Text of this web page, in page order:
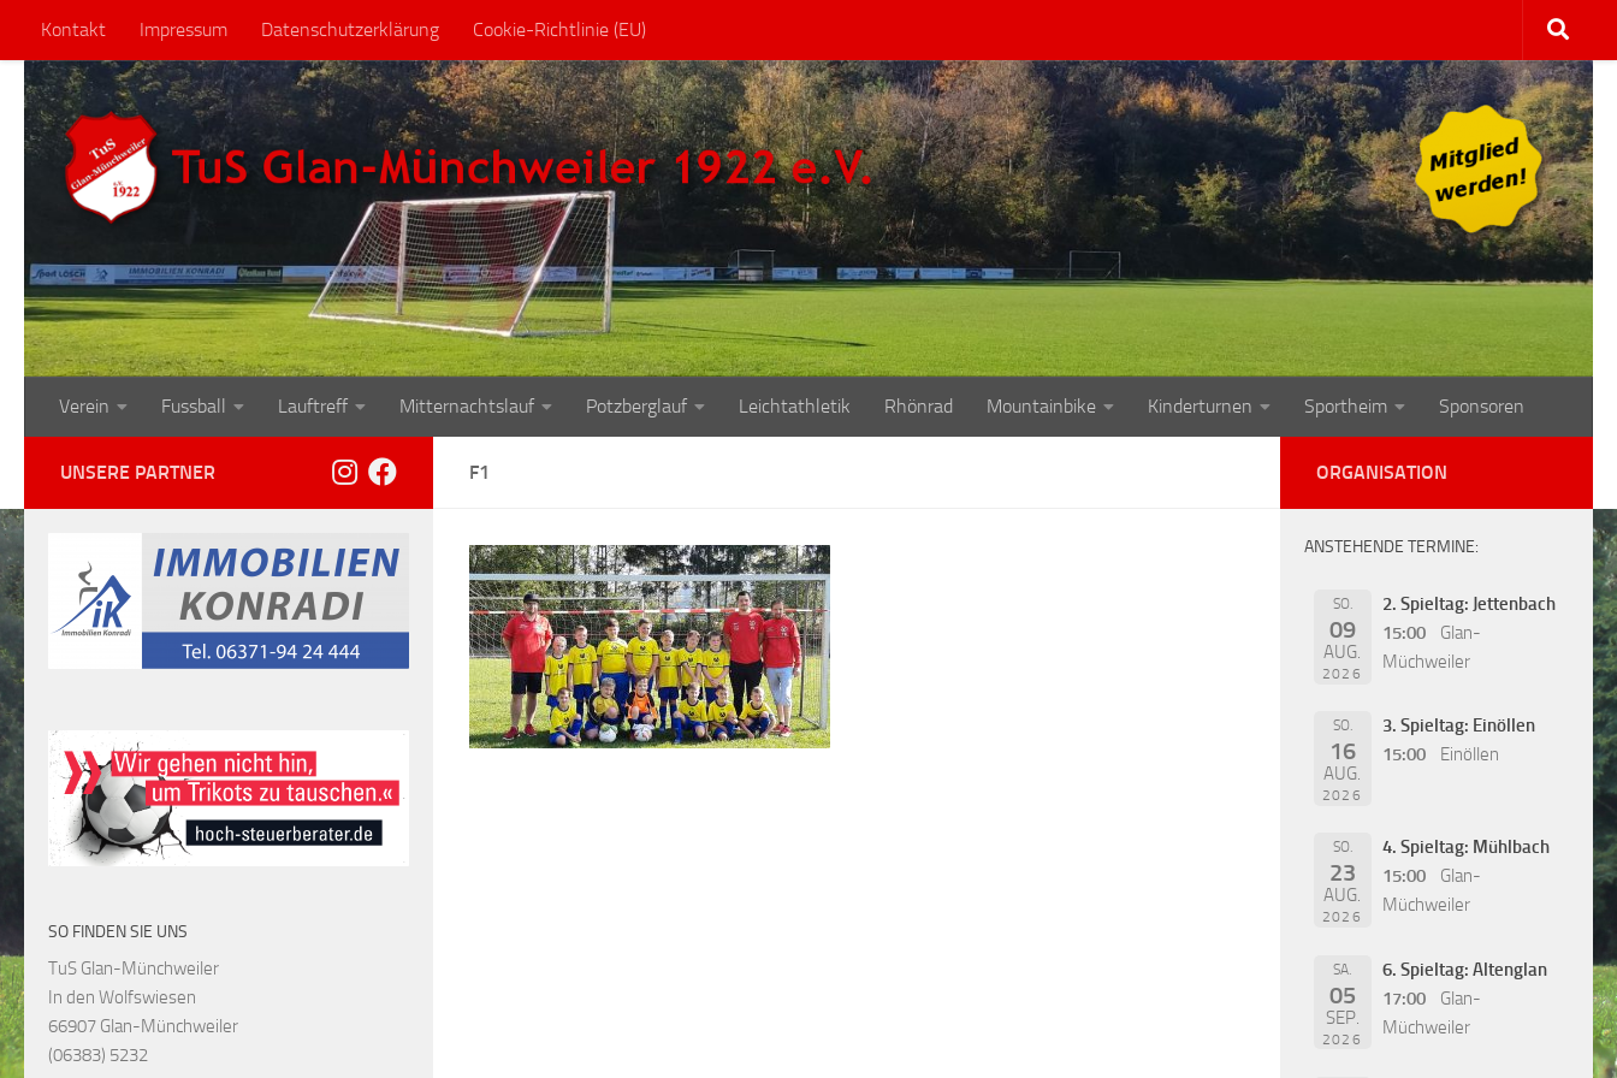
Zum Inhalt springen
Kontakt Impressum Datenschutzerklärung Cookie-Richtlinie (EU)
Verein Fussball Lauftreff Mitternachtslauf Potzberglauf Leichtathletik Rhönrad Mountainbike Kinderturnen Sportheim Sponsoren
F1
UNSERE PARTNER
SO FINDEN SIE UNS
TuS Glan-Münchweiler
In den Wolfswiesen
66907 Glan-Münchweiler
(06383) 5232
ORGANISATION
ANSTEHENDE TERMINE:
SO.
09
AUG.
2026
2. Spieltag: Jettenbach
15:00
Glan-
Müchweiler
SO.
16
AUG.
2026
3. Spieltag: Einöllen
15:00
Einöllen
SO.
23
AUG.
2026
4. Spieltag: Mühlbach
15:00
Glan-
Müchweiler
SA.
05
SEP.
2026
6. Spieltag: Altenglan
17:00
Glan-
Müchweiler